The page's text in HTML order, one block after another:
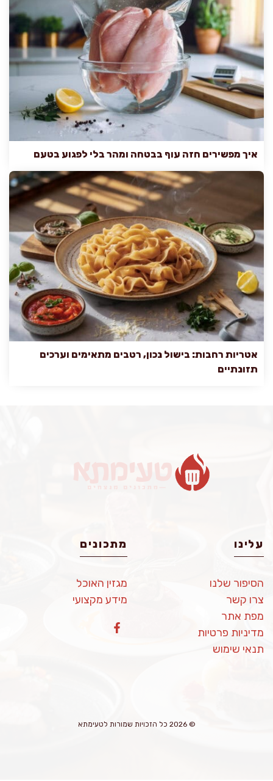
איך מפשירים חזה עוף בבטחה ומהר בלי לפגוע בטעם
אטריות רחבות: בישול נכון, רטבים מתאימים וערכים
תזונתיים
עלינו
הסיפור שלנו
צרו קשר
מפת אתר
מדיניות פרטיות
תנאי שימוש
מתכונים
מגזין האוכל
מידע מקצועי
© 2026 כל הזכויות שמורות לטעימתא